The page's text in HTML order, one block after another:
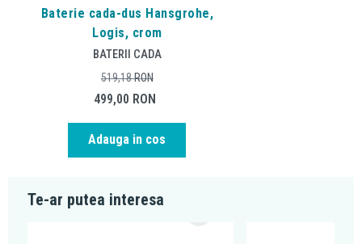
Baterie cada-dus Hansgrohe,
Logis, crom
BATERII CADA
499,00 RON
519,18RON
Adauga in cos
Te-ar putea interesa